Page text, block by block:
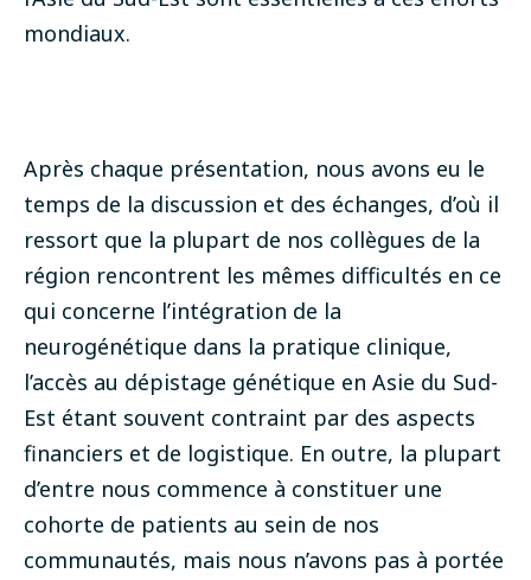
mondiaux.
Après chaque présentation, nous avons eu le
temps de la discussion et des échanges, d’où il
ressort que la plupart de nos collègues de la
région rencontrent les mêmes difficultés en ce
qui concerne l’intégration de la
neurogénétique dans la pratique clinique,
l’accès au dépistage génétique en Asie du Sud-
Est étant souvent contraint par des aspects
financiers et de logistique. En outre, la plupart
d’entre nous commence à constituer une
cohorte de patients au sein de nos
communautés, mais nous n’avons pas à portée